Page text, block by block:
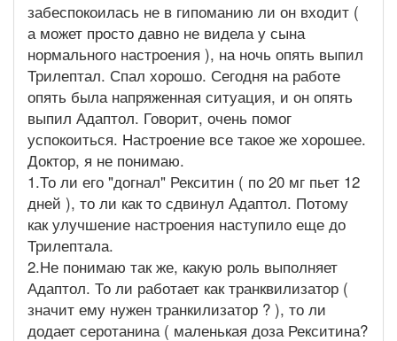
забеспокоилась не в гипоманию ли он входит (
а может просто давно не видела у сына
нормального настроения ), на ночь опять выпил
Трилептал. Спал хорошо. Сегодня на работе
опять была напряженная ситуация, и он опять
выпил Адаптол. Говорит, очень помог
успокоиться. Настроение все такое же хорошее.
Доктор, я не понимаю.
1.То ли его "догнал" Рекситин ( по 20 мг пьет 12
дней ), то ли как то сдвинул Адаптол. Потому
как улучшение настроения наступило еще до
Трилептала.
2.Не понимаю так же, какую роль выполняет
Адаптол. То ли работает как транквилизатор (
значит ему нужен транкилизатор ? ), то ли
додает серотанина ( маленькая доза Рекситина?